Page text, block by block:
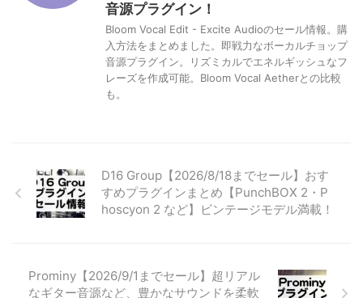
音源プラグイン！
Bloom Vocal Edit - Excite Audioのセール情報。購
入方法をまとめました。即戦力なボーカルチョップ
音源プラグイン。リズミカルでエネルギッシュなフ
レーズを作成可能。Bloom Vocal Aetherとの比較
も。
D16 Group【2026/8/18までセール】おす
すめプラグインまとめ【PunchBOX 2・P
hoscyon 2 など】ビンテージモデル満載！
Prominy【2026/9/1までセール】超リアル
なギター音源など、豊かなサウンドを柔軟